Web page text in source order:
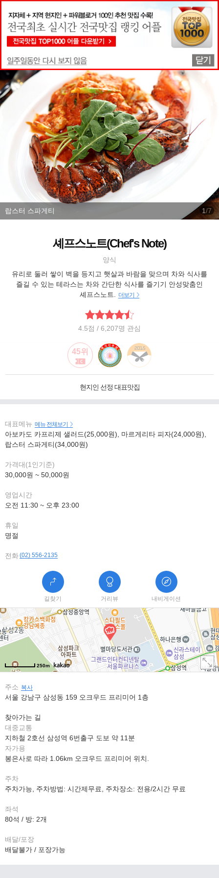
맛집상세정보
랍스터 스파게티 1/7
셰프스노트(Chef's Note)
양식
유리로 둘러 쌓이 벽을 등지고 햇살과 바람을 맞으며 차와 식사를
즐길 수 있는 테라스는 차와 간단한 식사를 즐기기 안성맞춤인
셰프스노트.
더보기
4.5점 / 6,207명 관심
45위
현지인 선정 대표맛집
대표메뉴 메뉴 전체보기
아보카도 카프리제 샐러드(25,000원), 마르게리타 피자(24,000원),
랍스터 스파게티(34,000원)
가격대(1인기준)
30,000원 ~ 50,000원
영업시간
오전 11:30 ~ 오후 23:00
휴일
명절
전화(02) 556-2135
길찾기 거리뷰 내비게이션
250m
주소 복사
서울 강남구 삼성동 159 오크우드 프리미어 1층
찾아가는 길
대중교통
지하철 2호선 삼성역 6번출구 도보 약 11분
자가용
봉은사로 따라 1.06km 오크우드 프리미어 위치.
주차
주차가능, 주차방법: 시간제무료, 주차장소: 전용/2시간 무료
좌석
80석 / 방: 2개
배달/포장
배달불가 / 포장가능